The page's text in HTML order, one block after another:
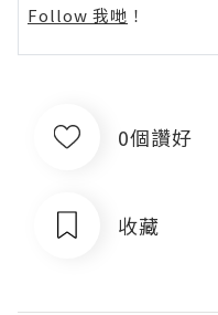
Follow 我哋 ！
0個讚好
收藏